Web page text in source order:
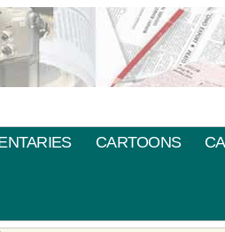
CARTOONS